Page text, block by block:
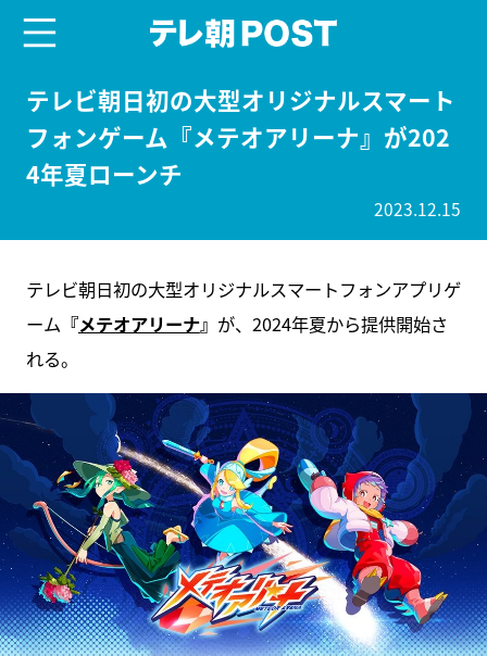
テレビ朝日初の大型オリジナルスマート
フォンゲーム『メテオアリーナ』が202
4年夏ローンチ
2023.12.15
テレビ朝日初の大型オリジナルスマートフォンアプリゲ
ーム 『メテオアリーナ』 が、2024年夏から提供開始さ
れる。